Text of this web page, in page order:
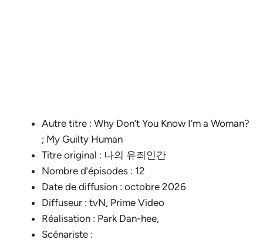
Autre titre : Why Don’t You Know I’m a Woman?
; My Guilty Human
Titre original : 나의 유죄인간
Nombre d’épisodes : 12
Date de diffusion : octobre 2026
Diffuseur : tvN, Prime Video
Réalisation : Park Dan-hee,
Scénariste :